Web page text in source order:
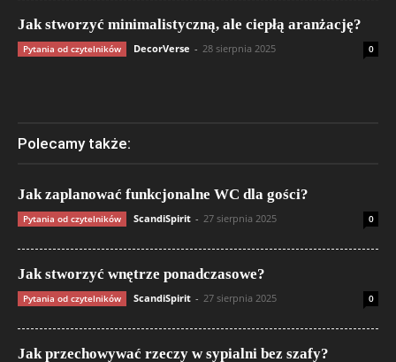
Jak stworzyć minimalistyczną, ale ciepłą aranżację?
Pytania od czytelników DecorVerse - 28 sierpnia 2025 0
Polecamy także:
Jak zaplanować funkcjonalne WC dla gości?
Pytania od czytelników ScandiSpirit - 27 sierpnia 2025 0
Jak stworzyć wnętrze ponadczasowe?
Pytania od czytelników ScandiSpirit - 27 sierpnia 2025 0
Jak przechowywać rzeczy w sypialni bez szafy?